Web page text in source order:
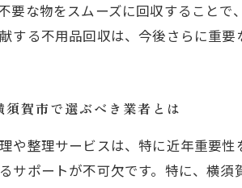
要な物をスムーズに回収すること
する不用品回収は、今後さらに重要
賀市で選ぶべき業者とは
や整理サービスは、特に近年重要
サポートが不可欠です。特に、横